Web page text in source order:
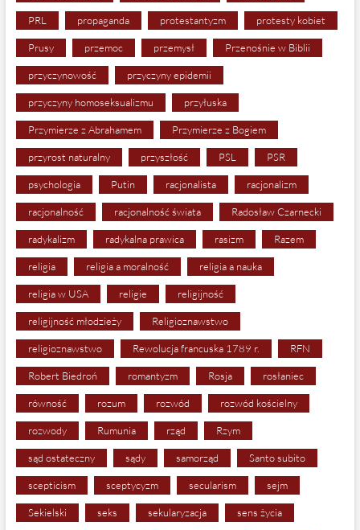
PRL propaganda protestantyzm protesty kobiet
Prusy przemoc przemysł Przenośnie w Biblii
przyczynowość przyczyny epidemii
przyczyny homoseksualizmu przyłuska
Przymierze z Abrahamem Przymierze z Bogiem
przyrost naturalny przyszłość PSL PSR
psychologia Putin racjonalista racjonalizm
racjonalność racjonalność świata Radosław Czarnecki
radykalizm radykalna prawica rasizm Razem
religia religia a moralność religia a nauka
religia w USA religie religijność
religijność młodzieży Religioznawstwo
religioznawstwo Rewolucja francuska 1789 r. RFN
Robert Biedroń romantyzm Rosja rosłaniec
równość rozum rozwód rozwód kościelny
rozwody Rumunia rząd Rzym
sąd ostateczny sądy samorząd Santo subito
scepticism sceptycyzm secularism sejm
Sekielski seks sekularyzacja sens życia